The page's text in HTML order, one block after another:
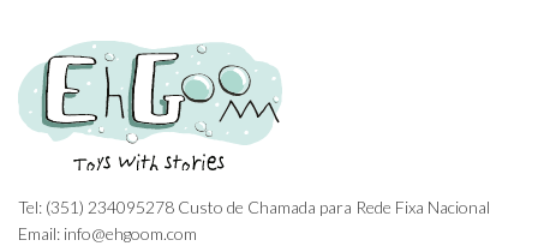
Tel: (351) 234095278 Custo de Chamada para Rede Fixa Nacional
Email: info@ehgoom.com